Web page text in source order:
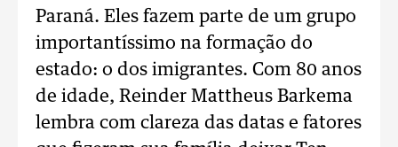
Paraná. Eles fazem parte de um grupo
importantíssimo na formação do
estado: o dos imigrantes. Com 80 anos
de idade, Reinder Mattheus Barkema
lembra com clareza das datas e fatores